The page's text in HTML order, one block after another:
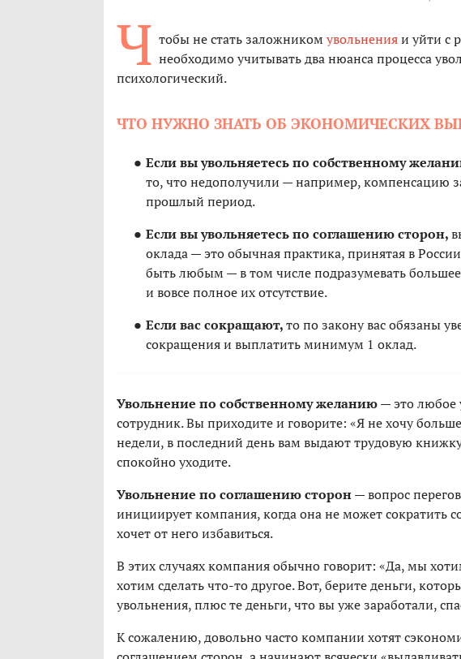
Ч тобы не стать заложникомувольненияи уйти с
необходимо учитывать два нюанса процесса
психологический.
ЧТО НУЖНО ЗНАТЬ ОБ ЭКОНОМИЧЕСКИХ
Если вы увольняетесь по собственному
то, что недополучили — например, компенсацию
прошлый период.
Если вы увольняетесь по соглашению сторон,
оклада — это обычная практика, принятая в
быть любым — в том числе подразумевать
и вовсе полное их отсутствие.
Если вас сокращают,то по закону вас обязаны
сокращения и выплатить минимум 1 оклад.
Увольнение по собственному желанию— это любое
сотрудник. Вы приходите и говорите: «Я не хочу
недели, в последний день вам выдают трудовую
спокойно уходите.
Увольнение по соглашению сторон— вопрос
инициирует компания, когда она не может сократить
хочет от него избавиться.
В этих случаях компания обычно говорит: «Да, мы
хотим сделать что-то другое. Вот, берите деньги,
увольнения, плюс те деньги, что вы уже заработали,
К сожалению, довольно часто компании хотят